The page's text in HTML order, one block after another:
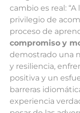
cambio es real:
privilegio de
proceso de
compromiso y
demostrado una
y resiliencia,
positiva y un
barreras
experiencia